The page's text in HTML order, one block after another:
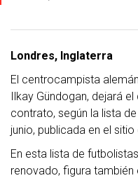
Londres, Inglaterra
El centrocampista
Ilkay Gündogan, dejará
contrato, según la lista
junio, publicada en el
En esta lista de
renovado, figura también